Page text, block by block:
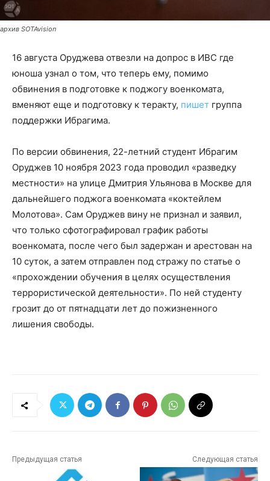
архив SOTAvision
16 августа Оруджева отвезли на допрос в ИВС где
юноша узнал о том, что теперь ему, помимо
обвинения в подготовке к поджогу военкомата,
вменяют еще и подготовку к теракту, пишет группа
поддержки Ибрагима.
По версии обвинения, 22-летний студент Ибрагим
Оруджев 10 ноября 2023 года проводил «разведку
местности» на улице Дмитрия Ульянова в Москве для
дальнейшего поджога военкомата «коктейлем
Молотова». Сам Оруджев вину не признал и заявил,
что только сфотографировал график работы
военкомата, после чего был задержан и арестован на
10 суток, а затем отправлен под стражу по статье о
«прохождении обучения в целях осуществления
террористической деятельности». По ней студенту
грозит до от пятнадцати лет до пожизненного
лишения свободы.
Предыдущая статья Следующая статья